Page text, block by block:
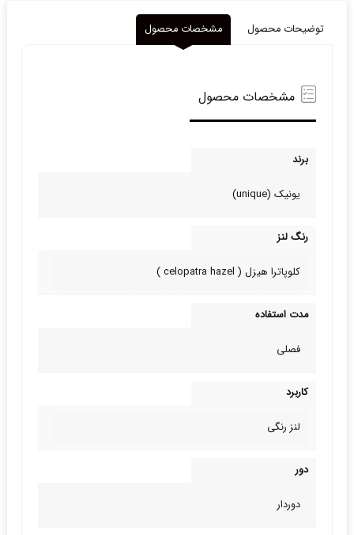
توضیحات محصول مشخصات محصول
مشخصات محصول
برند
یونیک (unique)
رنگ لنز
کلوپاترا هیزل ( celopatra hazel )
مدت استفاده
فصلی
کاربرد
لنز رنگی
دور
دوردار